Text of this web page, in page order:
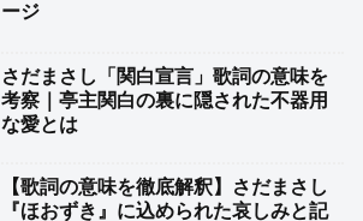
ージ
さだまさし「関白宣言」歌詞の意味を
考察｜亭主関白の裏に隠された不器用
な愛とは
【歌詞の意味を徹底解釈】さだまさし
『ほおずき』に込められた哀しみと記